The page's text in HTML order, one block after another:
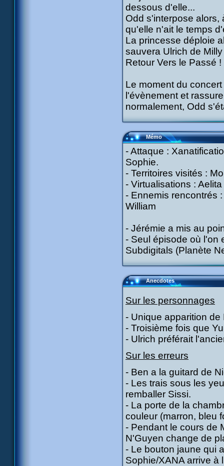
dessous d'elle...
Odd s'interpose alors,
qu'elle n'ait le temps
La princesse déploie
sauvera Ulrich de
Retour Vers le Passé !
Le moment du
l'évènement et
normalement, Odd
Mémo
- Attaque :
Sophie.
- Territoires visités :
- Virtualisations :
- Ennemis rencontrés
William
- Jérémie a mis au
- Seul épisode où l'on
Subdigitals (Planète
Anecdotes
Sur les personnages
- Unique apparition
- Troisième fois que
- Ulrich préférait
Sur les erreurs
- Ben a la guitard de
- Les trais sous les
remballer Sissi.
- La porte de la
couleur (marron, bleu
- Pendant le cours de
N'Guyen change de
- Le bouton jaune qui
Sophie/XANA arrive à